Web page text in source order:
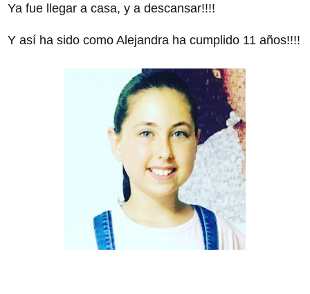
Ya fue llegar a casa, y a descansar!!!!
Y así ha sido como Alejandra ha cumplido 11 años!!!!